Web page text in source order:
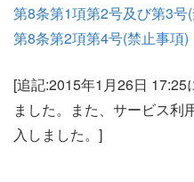
第8条第1項第2号及び第3号
第8条第2項第4号(禁止事項)
[追記:2015年1月26日 17:25
ました。また、サービス利
入しました。]